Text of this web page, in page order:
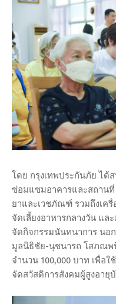
โดย กรุงเทพประกันภัย ได้
ซ่อมแซมอาคารและสถานที่
ยาและเวชภัณฑ์ รวมถึงเค
จัดเลี้ยงอาหารกลางวัน แ
จัดกิจกรรมนันทนาการ น
มูลนิธิชัย-นุชนารถ โสภณพ
จำนวน 100,000 บาท เพื่อ
จัดสวัสดิการสังคมผู้สูงอายุ